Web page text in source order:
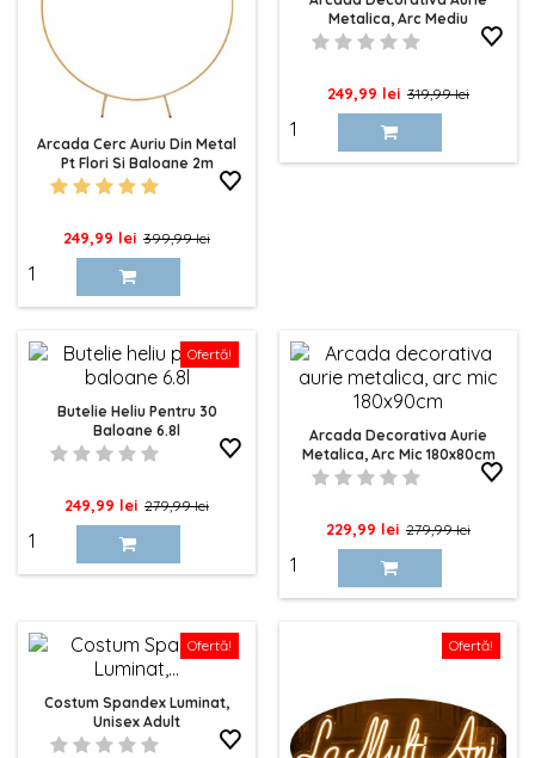
Arcada Cerc Auriu Din Metal
Pt Flori Si Baloane 2m
Pret
249,99 lei Pret
baza
399,99 lei
Metalica, Arc Mediu
200x100cm
Pret
249,99 lei Pret
baza
319,99 lei
Ofertă!
Butelie Heliu Pentru 30
Baloane 6.8l
Pret
249,99 lei Pret
baza
279,99 lei
Arcada Decorativa Aurie
Metalica, Arc Mic 180x80cm
Pret
229,99 lei Pret
baza
279,99 lei
Ofertă!
Costum Spandex Luminat,
Unisex Adult
Ofertă!